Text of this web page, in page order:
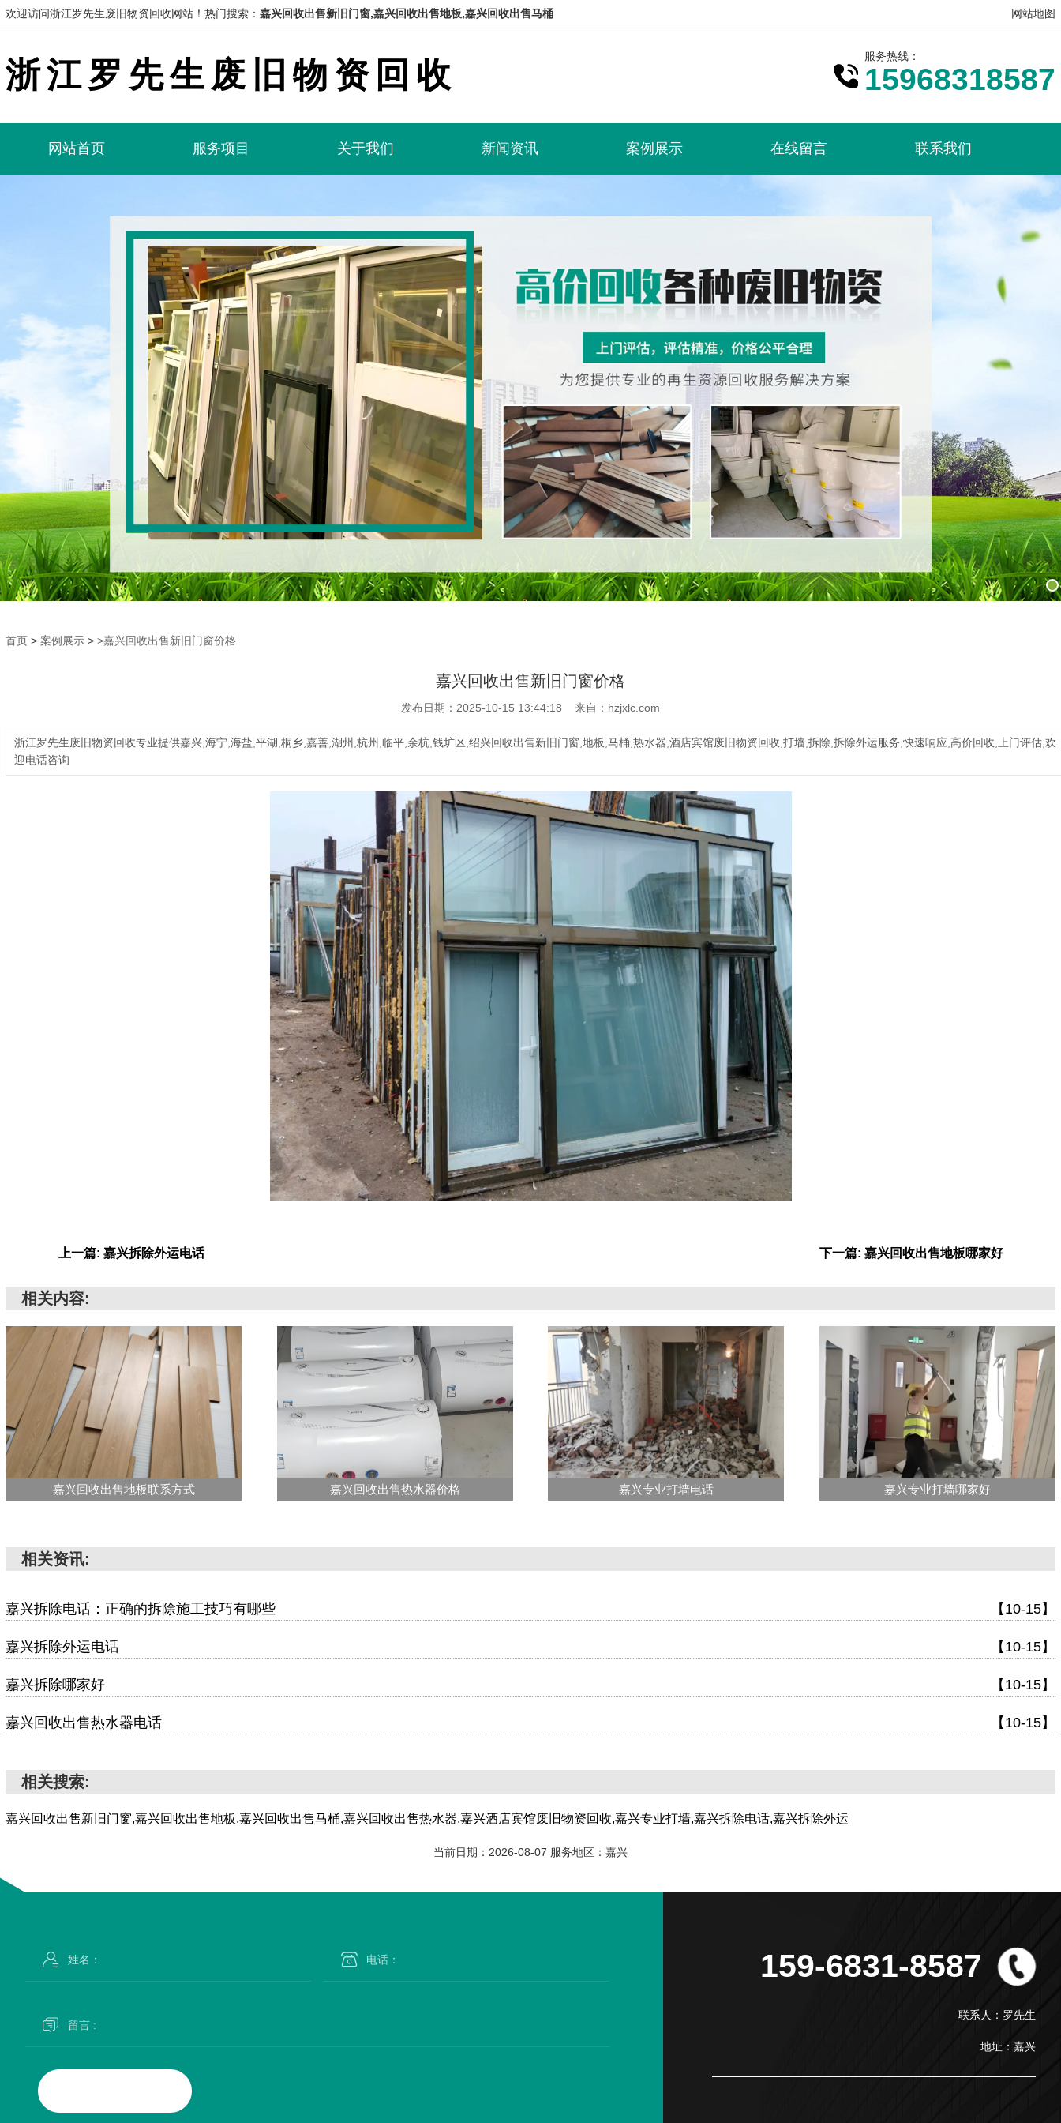
欢迎访问浙江罗先生废旧物资回收网站！ 热门搜索： 嘉兴回收出售新旧门窗,嘉兴回收出售地板,嘉兴回收出售马桶 网站地图
浙江罗先生废旧物资回收 服务热线：
15968318587
网站首页 服务项目 关于我们 新闻资讯 案例展示 在线留言 联系我们
首页 > 案例展示 > >嘉兴回收出售新旧门窗价格
嘉兴回收出售新旧门窗价格
发布日期：2025-10-15 13:44:18 来自：hzjxlc.com
浙江罗先生废旧物资回收专业提供嘉兴,海宁,海盐,平湖,桐乡,嘉善,湖州,杭州,临平,余杭,钱圹区,绍兴回收出售新旧门窗,地板,马桶,热水器,酒店宾馆废旧物资回收,打墙,拆除,拆除外运服务,快速响应,高价回收,上门评估,欢
迎电话咨询
上一篇: 嘉兴拆除外运电话 下一篇: 嘉兴回收出售地板哪家好
相关内容:
嘉兴回收出售地板联系方式 嘉兴回收出售热水器价格 嘉兴专业打墙电话 嘉兴专业打墙哪家好
相关资讯:
嘉兴拆除电话：正确的拆除施工技巧有哪些 【10-15】
嘉兴拆除外运电话 【10-15】
嘉兴拆除哪家好 【10-15】
嘉兴回收出售热水器电话 【10-15】
相关搜索:
嘉兴回收出售新旧门窗,嘉兴回收出售地板,嘉兴回收出售马桶,嘉兴回收出售热水器,嘉兴酒店宾馆废旧物资回收,嘉兴专业打墙,嘉兴拆除电话,嘉兴拆除外运
当前日期：2026-08-07 服务地区：嘉兴
159-6831-8587
联系人：罗先生
地址：嘉兴